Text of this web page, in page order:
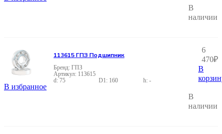
В
наличии
В избранное
113615
75
160 -
ГПЗ
113615 ГПЗ Подшипник
6
470₽
В
В
наличии